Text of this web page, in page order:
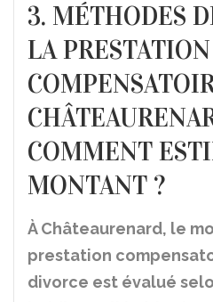
3. MÉTHODES
LA PRESTATION
COMMENT
MONTANT ?
À Châteaurenard, le
prestation
divorce est évalué